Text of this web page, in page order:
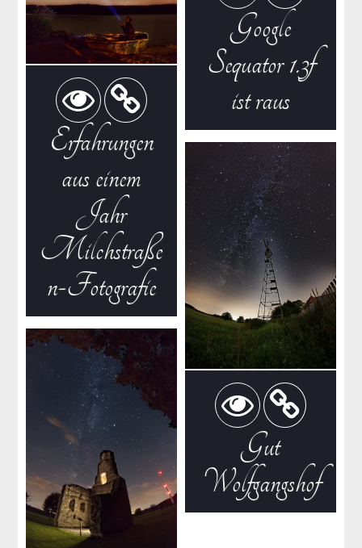
Erfahrungen
aus einem
Jahr
Milchstraße
n-Fotografie
Google
Sequator 1.3f
ist raus
Gut
Wolfgangshof